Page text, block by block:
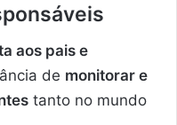
aos pais e
de monitorar e
tanto no mundo